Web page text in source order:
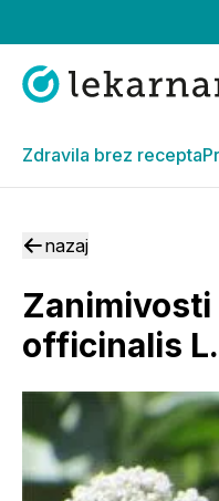
Zdravila brez recepta
nazaj
Zanimivosti
officinalis L.